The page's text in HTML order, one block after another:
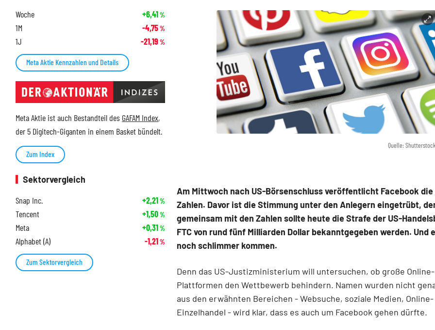
Quelle: Shutterstock
Am Mittwoch nach US-Börsenschluss veröffentlicht Facebook die
Zahlen. Davor ist die Stimmung unter den Anlegern eingetrübt,
gemeinsam mit den Zahlen sollte heute die Strafe der US-
FTC von rund fünf Milliarden Dollar bekanntgegeben werden. Und
noch schlimmer kommen.
Denn das US-Justizministerium will untersuchen, ob große Online-
Plattformen den Wettbewerb behindern. Namen wurden nicht
aus den erwähnten Bereichen - Websuche, soziale Medien, Online-
Einzelhandel - wird klar, dass es auch um Facebook gehen dürfte.
Woche +6,41%
1M -4,75%
1J -21,19%
Meta Aktie Kennzahlen und Details
Meta Aktie ist auch Bestandteil des GAFAM Index,
der 5 Digitech-Giganten in einem Basket bündelt.
Zum Index
Sektorvergleich
Snap Inc.
+2,21%
Tencent +1,50%
Meta +0,31%
Alphabet (A) -1,21%
Zum Sektorvergleich